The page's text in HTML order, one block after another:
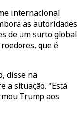
internacional
as autoridades
de um surto global
que é
disse na
a situação. "Está
Trump aos